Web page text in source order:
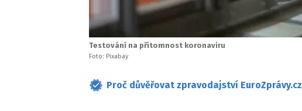
Testování na přítomnost koronaviru
Foto: Pixabay
Proč důvěřovat zpravodajství EuroZprávy.cz